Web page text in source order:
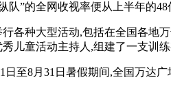
队”的全网收视率便从上半年的48
行各种大型活动,包括在全国各地
儿童活动主持人,组建了一支训
日至8月31日暑假期间,全国万达